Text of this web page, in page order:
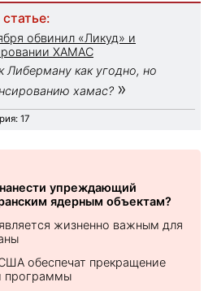
обвинил «Ликуд» и
ХАМАС
Либерману как угодно, но
хамас? »
17
упреждающий
ядерным объектам?
жизненно важным для
обеспечат прекращение
программы